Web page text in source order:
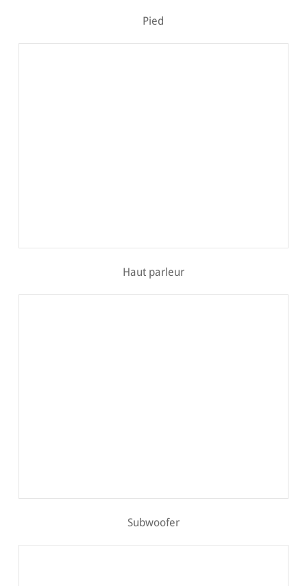
Pied
Haut parleur
Subwoofer